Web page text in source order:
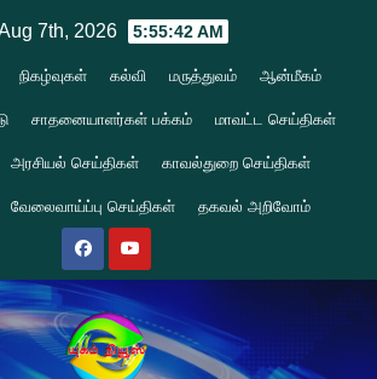
7th, 2026 5:55:44 AM
நிகழ்வுகள் கல்வி மருத்துவம் ஆன்மீகம்
சாதனையாளர்கள் பக்கம் மாவட்ட செய்திகள்
அரசியல் செய்திகள் காவல்துறை செய்திகள்
வேலைவாய்ப்பு செய்திகள் தகவல் அறிவோம்